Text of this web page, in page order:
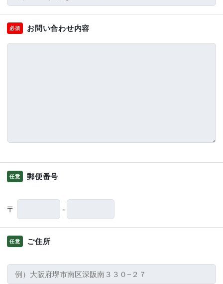
必須 お問い合わせ内容
任意 郵便番号
〒 -
任意 ご住所